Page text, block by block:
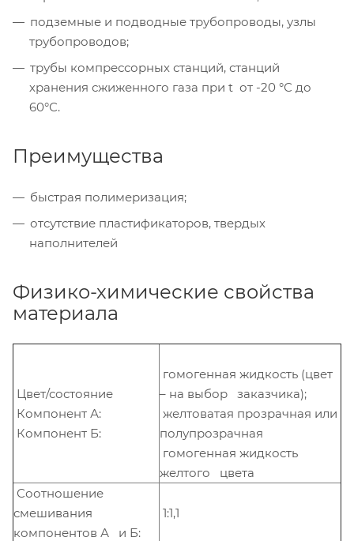
подземные и подводные трубопроводы, узлы
трубопроводов;
трубы компрессорных станций, станций
хранения сжиженного газа при t от -20 °С до
60°С.
Преимущества
быстрая полимеризация;
отсутствие пластификаторов, твердых
наполнителей
Физико-химические свойства
материала
Цвет/состояние
Компонент А:
Компонент Б:
гомогенная жидкость (цвет
– на выбор заказчика);
желтоватая прозрачная или
полупрозрачная
гомогенная жидкость
желтого цвета
Соотношение
смешивания
компонентов А и Б:
1:1,1